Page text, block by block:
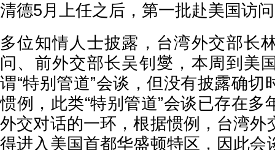
清德5月上任之后，第一批赴美国访
多位知情人士披露，台湾外交部长
问、前外交部长吴钊燮，本周到美
谓“特别管道”会谈，但没有披露确切
惯例，此类“特别管道”会谈已存在多
外交对话的一环，根据惯例，台湾外
得进入美国首都华盛顿特区，因此会